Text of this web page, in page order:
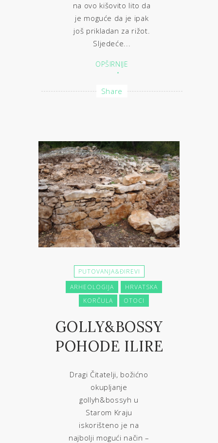
na ovo kišovito lito da
je moguće da je ipak
još prikladan za rižot.
Sljedeće...
OPŠIRNIJE
Share
PUTOVANJA&ĐIREVI
ARHEOLOGIJA
HRVATSKA
KORČULA
OTOCI
GOLLY&BOSSY
POHODE ILIRE
Dragi Čitatelji, božićno
okupljanje
gollyh&bossyh u
Starom Kraju
iskorišteno je na
najbolji mogući način –